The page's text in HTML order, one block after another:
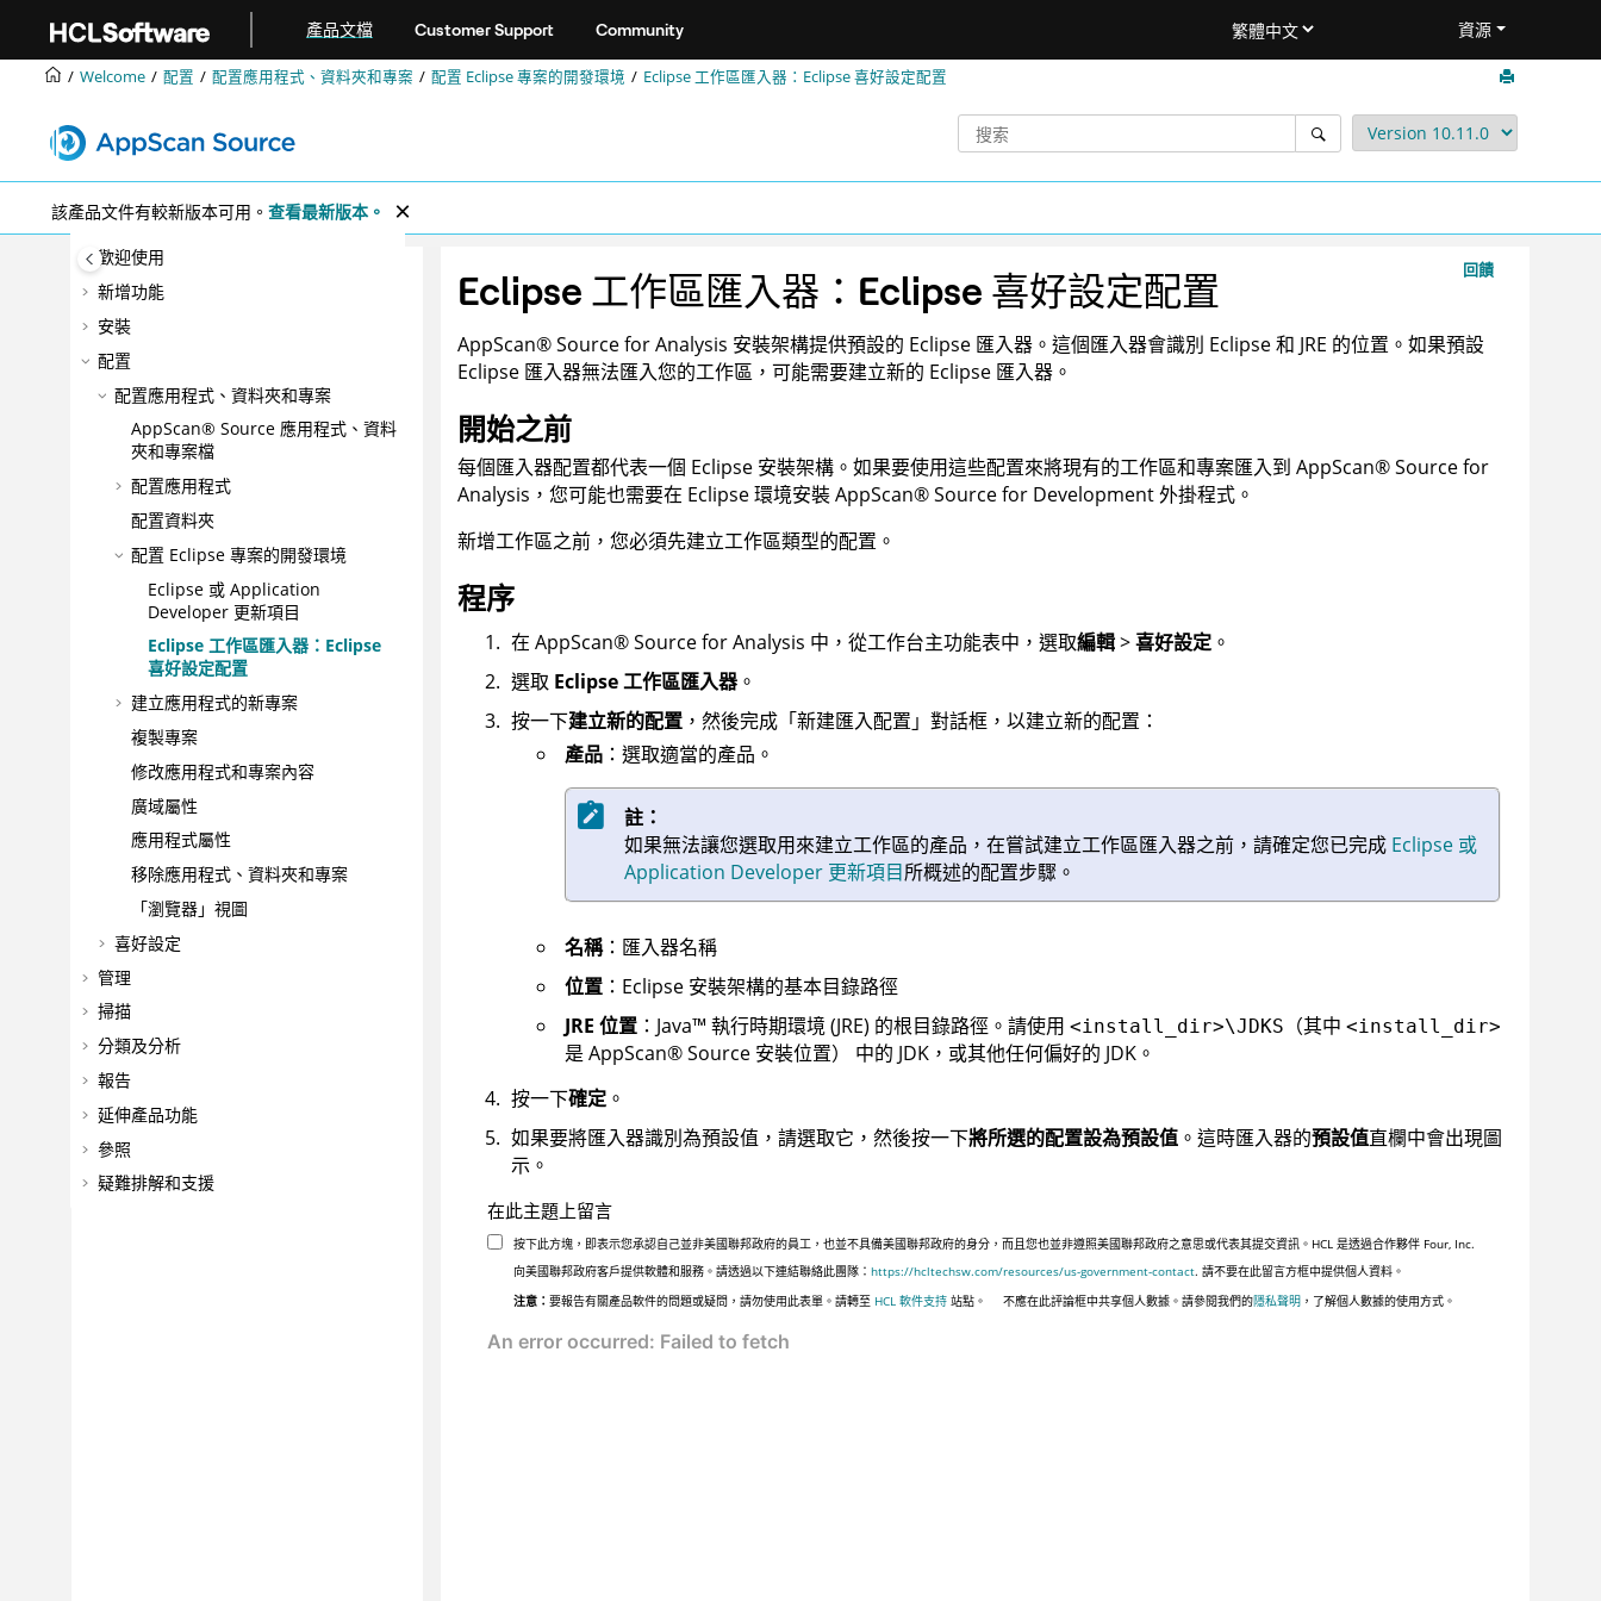
產品文檔 Customer Support Community 資源
Welcome 配置 配置應用程式、資料夾和專案 配置 Eclipse 專案的開發環境 Eclipse 工作區匯入器：Eclipse 喜好設定配置
該產品文件有較新版本可用。 查看最新版本。
歡迎使用
新增功能
安裝
配置
配置應用程式、資料夾和專案
AppScan® Source 應用程式、資料
夾和專案檔
配置應用程式
配置資料夾
配置 Eclipse 專案的開發環境
Eclipse 或 Application
Developer 更新項目
Eclipse 工作區匯入器：Eclipse
喜好設定配置
建立應用程式的新專案
複製專案
修改應用程式和專案內容
廣域屬性
應用程式屬性
移除應用程式、資料夾和專案
「瀏覽器」視圖
喜好設定
管理
掃描
分類及分析
報告
延伸產品功能
參照
疑難排解和支援
回饋
Eclipse 工作區匯入器：Eclipse 喜好設定配置
AppScan®Source for Analysis 安裝架構提供預設的 Eclipse 匯入器。這個匯入器會識別 Eclipse 和 JRE 的位置。如果預設
Eclipse 匯入器無法匯入您的工作區，可能需要建立新的 Eclipse 匯入器。
開始之前
每個匯入器配置都代表一個 Eclipse 安裝架構。如果要使用這些配置來將現有的工作區和專案匯入到 AppScan®Source for
Analysis ，您可能也需要在 Eclipse 環境安裝AppScan®Source for Development外掛程式。
新增工作區之前，您必須先建立工作區類型的配置。
程序
在 AppScan®Source for Analysis 中，從工作台主功能表中，選取編輯>喜好設定。
選取 Eclipse 工作區匯入器。
按一下建立新的配置，然後完成「新建匯入配置」對話框，以建立新的配置：
產品：選取適當的產品。
註：
如果無法讓您選取用來建立工作區的產品，在嘗試建立工作區匯入器之前，請確定您已完成 Eclipse 或
Application Developer 更新項目所概述的配置步驟。
名稱：匯入器名稱
位置：Eclipse 安裝架構的基本目錄路徑
JRE 位置： Java™ 執行時期環境 (JRE) 的根目錄路徑。請使用 <install_dir>\JDKS （其中 <install_dir>
是 AppScan®Source安裝位置）
中的 JDK，或其他任何偏好的 JDK。
按一下確定。
如果要將匯入器識別為預設值，請選取它，然後按一下將所選的配置設為預設值。這時匯入器的預設值直欄中會出現圖
示。
在此主題上留言
按下此方塊，即表示您承認自己並非美國聯邦政府的員工，也並不具備美國聯邦政府的身分，而且您也並非遵照美國聯邦政府之意思或代表其提交資訊。HCL 是透過合作夥伴 Four, Inc.
向美國聯邦政府客戶提供軟體和服務。請透過以下連結聯絡此團隊：https://hcltechsw.com/resources/us-government-contact. 請不要在此留言方框中提供個人資料。
注意：要報告有關產品軟件的問題或疑問，請勿使用此表單。請轉至 HCL 軟件支持 站點。 不應在此評論框中共享個人數據。請參閱我們的隱私聲明 ，了解個人數據的使用方式。